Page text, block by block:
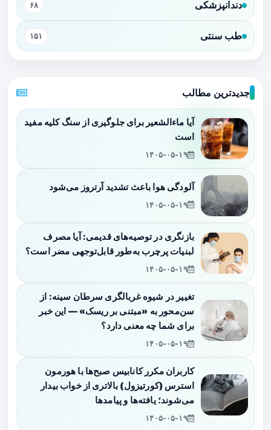
دندانپزشکی ۶۸
طب سنتی ۱۵۱
جدیدترین مطالب
آیا ماءالشعیر برای جلوگیری از سنگ کلیه مفید
است
۱۴۰۵-۰۵-۱۹
آلودگی هوا باعث تشدید آرتروز می‌شود
۱۴۰۵-۰۵-۱۹
بازنگری در توصیه‌های قدیمی: آیا مصرف
لبنیات پرچرب به‌طور قابل‌توجهی مضر است؟
۱۴۰۵-۰۵-۱۹
تغییر در شیوه غربالگری سرطان سینه: از
سن‌محور به «مبتنی بر ریسک» — این خبر
برای شما چه معنی دارد؟
۱۴۰۵-۰۵-۱۹
کاربران مکرر کانابیس صبح‌ها با هورمون
استرس (کورتیزول) بالاتری از خواب بیدار
می‌شوند؛ یافته‌ها و پیامدها
۱۴۰۵-۰۵-۱۹